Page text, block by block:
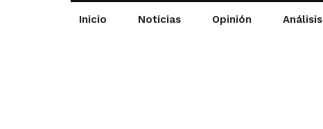
Inicio Noticias Opinión Análisis